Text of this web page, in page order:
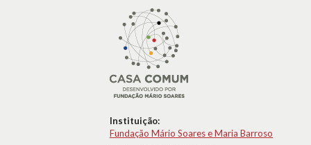
Instituição:
Fundação Mário Soares e Maria Barroso